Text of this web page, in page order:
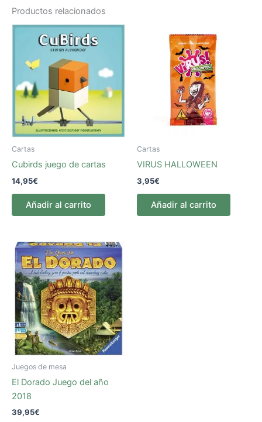
Productos relacionados
Cartas
Cubirds juego de cartas
14,95€
Añadir al carrito
Cartas
VIRUS HALLOWEEN
3,95€
Añadir al carrito
Juegos de mesa
El Dorado Juego del año
2018
39,95€